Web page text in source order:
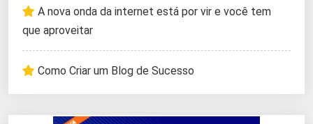
A nova onda da internet está por vir e você tem
que aproveitar
Como Criar um Blog de Sucesso